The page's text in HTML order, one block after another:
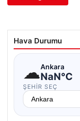
Hava Durumu
☁Ankara
NaN°C
ŞEHIR SEÇ